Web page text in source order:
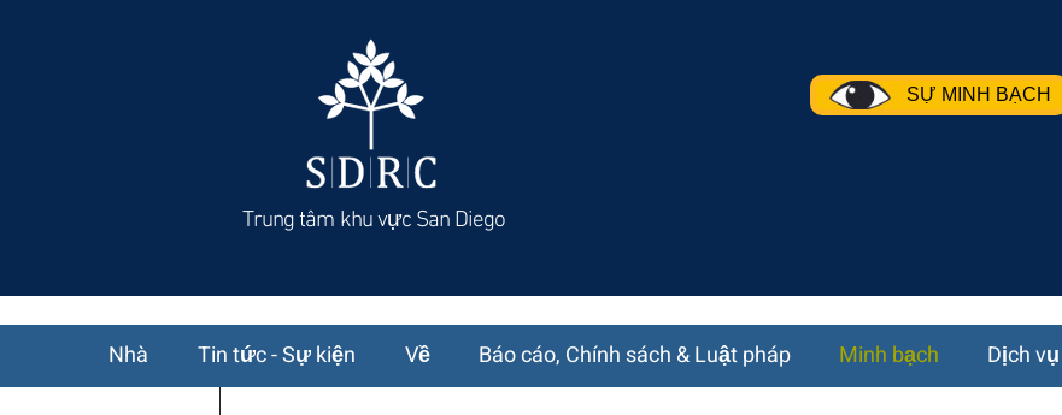
SỰ MINH BẠCH
Trung tâm khu vực San Diego
Nhà Tin tức - Sự kiện Về Báo cáo, Chính sách & Luật pháp Minh bạch Dịch vụ